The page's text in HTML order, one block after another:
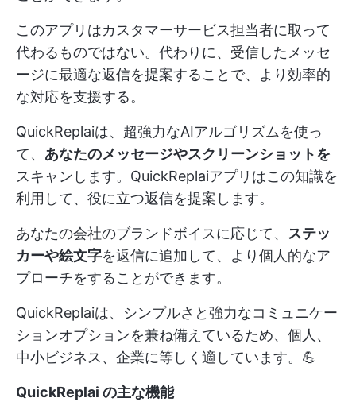
このアプリはカスタマーサービス担当者に取って
代わるものではない。代わりに、受信したメッセ
ージに最適な返信を提案することで、より効率的
な対応を支援する。
QuickReplaiは、超強力なAIアルゴリズムを使っ
て、 あなたのメッセージやスクリーンショットを
スキャンします。QuickReplaiアプリはこの知識を
利用して、役に立つ返信を提案します。
あなたの会社のブランドボイスに応じて、 ステッ
カーや絵文字を返信に追加して、より個人的なア
プローチをすることができます。
QuickReplaiは、シンプルさと強力なコミュニケー
ションオプションを兼ね備えているため、個人、
中小ビジネス、企業に等しく適しています。💪
QuickReplai の主な機能